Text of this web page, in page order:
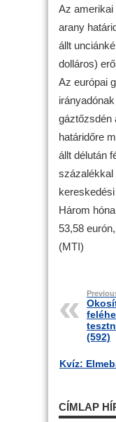
Az
arany
állt
dolláros)
Az európai
gáztőzsdén
határidőre
állt délután
százalékkal
Három
53,58
(MTI)
(592)
Kvíz:
CÍMLAP